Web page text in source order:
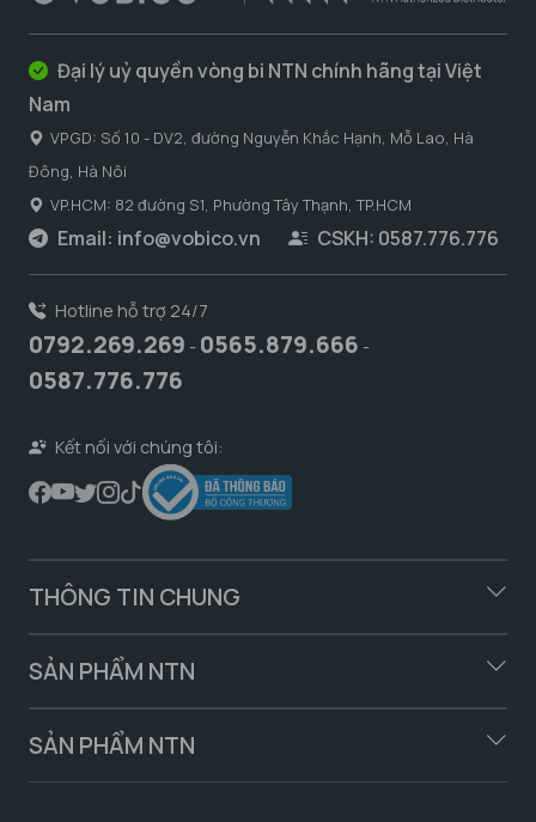
Đại lý uỷ quyền vòng bi NTN chính hãng tại Việt
Nam
VPGD: Số 10 - DV2, đường Nguyễn Khắc Hạnh, Mỗ Lao, Hà
Đông, Hà Nôi
VP.HCM: 82 đường S1, Phường Tây Thạnh, TP.HCM
Email: info@vobico.vn CSKH: 0587.776.776
Hotline hỗ trợ 24/7
0792.269.269 - 0565.879.666 -
0587.776.776
Kết nối với chúng tôi:
THÔNG TIN CHUNG
SẢN PHẨM NTN
SẢN PHẨM NTN